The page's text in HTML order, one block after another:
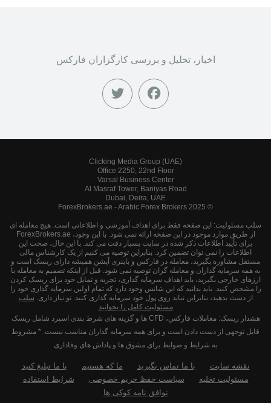
اخبار، تحلیل و بررسی کارگزاران فارکس
Clicking Media Group (UAE)
Office 2250, 22nd Floor
Varsal Business Center
Al Masraf Tower, Baniyas Road
Dubai, Deira, UAE
© 2025 ForexBrokers.ae - Arabic Forex Brokers
سلب مسئولیت: این صفحه فقط برای اهداف آموزشی و اطلاعاتی است. هیچ معامله ای
از طریق موارد موجود در این صفحه ارائه نمی شود. با این وجود، ForexBrokers.ae
برای تأیید اطلاعات ذکر شده در سایت بسیار دقت می کند. با این حال، صحت این
اطلاعات را نمی توان تضمین کرد. بنابراین توصیه می کنیم از یک کارشناس مالی
مستقل مشاوره بگیرید، معامله در فارکس و باینری آپشن همیشه دارای ریسک است و
به همه سرمایه گذاران و معامله گران توصیه نمی شود. قبل از اینکه تصمیم به معامله با
ارزهای خارجی بگیرید، باید اهداف سرمایه گذاری، تجربه و تمایل خود برای ریسک کردن
را مشخص کنید. باید بدانید که این شانس وجود دارد که تمام اولین سرمایه گذاری خود را
از دست بدهید، بنابراین نباید روی پول خود سرمایه گذاری کنید. تو نیاز داری. سلب
مسئولیت کامل را بخوانید
هشدار ریسک: معاملات فارکس، CFD ها و گزینه های شرط بندی اسپرد شامل ریسک
قابل توجهی از دست دادن است و برای همه سرمایه گذاران مناسب نیست. * مشروط
به شرایط و ضوابط برای مشوق ها و پاداش های وفاداری
نقشه سایت با ما تماس بگیرید ما که هستیم
با ما تبلیغ کنید
مسئولیت تخلیه
سیاست حفظ حریم خصوصی
شرایط استفاده
توافق نامه کوکی ها